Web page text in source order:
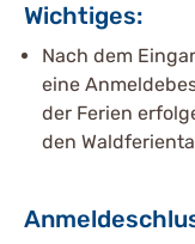
Wichtiges:
Nach dem
eine
der Ferien
den